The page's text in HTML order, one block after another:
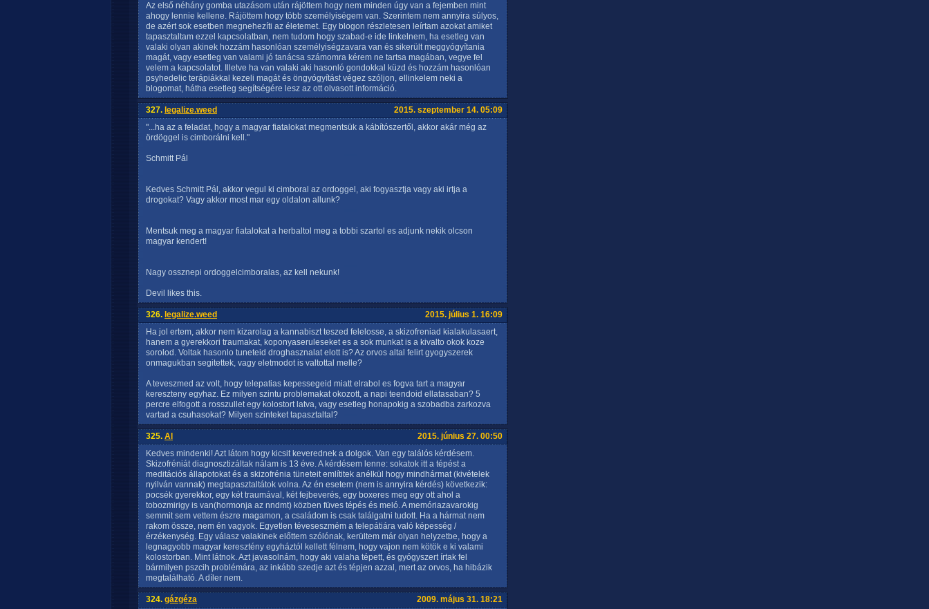
Az első néhány gomba utazásom után rájöttem hogy nem minden úgy van a fejemben mint
ahogy lennie kellene. Rájöttem hogy több személyiségem van. Szerintem nem annyira súlyos,
de azért sok esetben megnehezíti az életemet. Egy blogon részletesen leírtam azokat amiket
tapasztaltam ezzel kapcsolatban, nem tudom hogy szabad-e ide linkelnem, ha esetleg van
valaki olyan akinek hozzám hasonlóan személyiségzavara van és sikerült meggyógyítania
magát, vagy esetleg van valami jó tanácsa számomra kérem ne tartsa magában, vegye fel
velem a kapcsolatot. Illetve ha van valaki aki hasonló gondokkal küzd és hozzám hasonlóan
psyhedelic terápiákkal kezeli magát és öngyógyítást végez szóljon, ellinkelem neki a
blogomat, hátha esetleg segítségére lesz az ott olvasott információ.
327. legalize.weed
2015. szeptember 14. 05:09
"...ha az a feladat, hogy a magyar fiatalokat megmentsük a kábítószertől, akkor akár még az
ördöggel is cimborálni kell."
Schmitt Pál
Kedves Schmitt Pál, akkor vegul ki cimboral az ordoggel, aki fogyasztja vagy aki irtja a
drogokat? Vagy akkor most mar egy oldalon allunk?
Mentsuk meg a magyar fiatalokat a herbaltol meg a tobbi szartol es adjunk nekik olcson
magyar kendert!
Nagy ossznepi ordoggelcimboralas, az kell nekunk!
Devil likes this.
326. legalize.weed
2015. július 1. 16:09
Ha jol ertem, akkor nem kizarolag a kannabiszt teszed felelosse, a skizofreniad kialakulasaert,
hanem a gyerekkori traumakat, koponyaseruleseket es a sok munkat is a kivalto okok koze
sorolod. Voltak hasonlo tuneteid droghasznalat elott is? Az orvos altal felirt gyogyszerek
onmagukban segitettek, vagy eletmodot is valtottal melle?
A teveszmed az volt, hogy telepatias kepessegeid miatt elrabol es fogva tart a magyar
kereszteny egyhaz. Ez milyen szintu problemakat okozott, a napi teendoid ellatasaban? 5
percre elfogott a rosszullet egy kolostort latva, vagy esetleg honapokig a szobadba zarkozva
vartad a csuhasokat? Milyen szinteket tapasztaltal?
325. Al
2015. június 27. 00:50
Kedves mindenki! Azt látom hogy kicsit keverednek a dolgok. Van egy találós kérdésem.
Skizofréniát diagnosztizáltak nálam is 13 éve. A kérdésem lenne: sokatok itt a tépést a
meditációs állapotokat és a skizofrénia tüneteit említitek anélkül hogy mindhármat (kivételek
nyilván vannak) megtapasztaltátok volna. Az én esetem (nem is annyira kérdés) következik:
pocsék gyerekkor, egy két traumával, két fejbeverés, egy boxeres meg egy ott ahol a
tobozmirigy is van(hormonja az nndmt) közben füves tépés és meló. A memóriazavarokig
semmit sem vettem észre magamon, a családom is csak találgatni tudott. Ha a hármat nem
rakom össze, nem én vagyok. Egyetlen téveseszmém a telepátiára való képesség /
érzékenység. Egy válasz valakinek előttem szólónak, kerültem már olyan helyzetbe, hogy a
legnagyobb magyar keresztény egyháztól kellett félnem, hogy vajon nem kötök e ki valami
kolostorban. Mint látnok. Azt javasolnám, hogy aki valaha tépett, és gyógyszert írtak fel
bármilyen pszcih problémára, az inkább szedje azt és tépjen azzal, mert az orvos, ha hibázik
megtalálható. A díler nem.
324. gázgéza
2009. május 31. 18:21